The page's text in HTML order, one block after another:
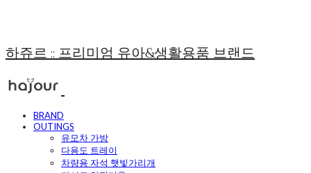
하쥬르 :: 프리미엄 유아&생활용품 브랜드
BRAND
OUTINGS
유모차 가방
다용도 트레이
차량용 자석 햇빛가리개